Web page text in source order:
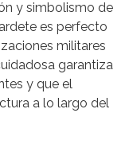
y simbolismo de
es perfecto
militares
garantiza
y que el
a lo largo del